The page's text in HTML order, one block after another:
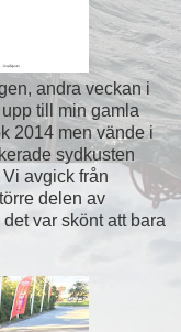
andra veckan i
till min gamla
2014 men vände i
sydkusten
avgick från
delen av
var skönt att bara